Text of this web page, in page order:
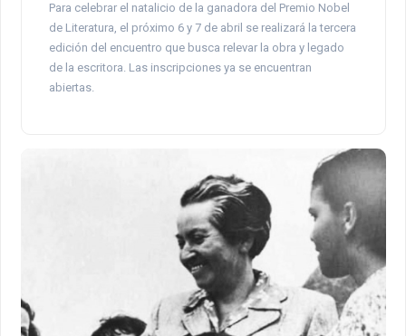
Para celebrar el natalicio de la ganadora del Premio Nobel
de Literatura, el próximo 6 y 7 de abril se realizará la tercera
edición del encuentro que busca relevar la obra y legado
de la escritora. Las inscripciones ya se encuentran
abiertas.